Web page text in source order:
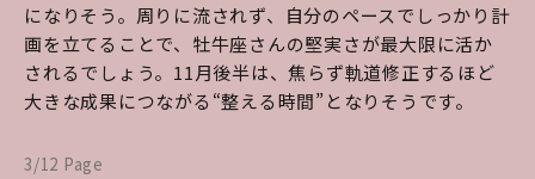
になりそう。周りに流されず、自分のペースでしっかり計
画を立てることで、牡牛座さんの堅実さが最大限に活か
されるでしょう。11月後半は、焦らず軌道修正するほど
大きな成果につながる“整える時間”となりそうです。
3/12 Page